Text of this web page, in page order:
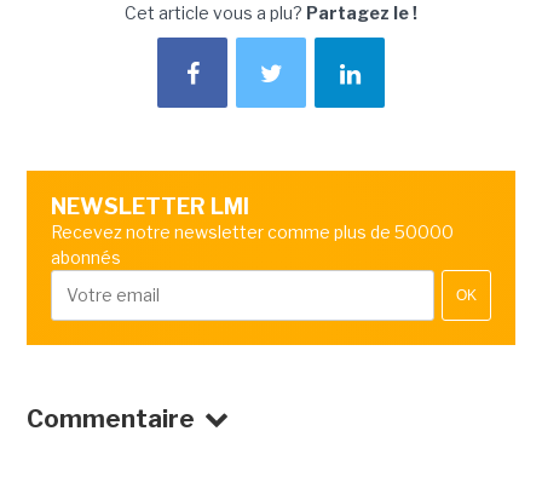
Cet article vous a plu? Partagez le !
NEWSLETTER LMI
Recevez notre newsletter comme plus de 50000
abonnés
OK
Commentaire